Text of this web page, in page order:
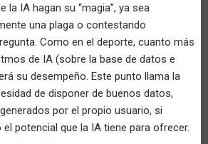
IA hagan su “magia”, ya sea
una plaga o contestando
Como en el deporte, cuanto más
de IA (sobre la base de datos e
su desempeño. Este punto llama la
de disponer de buenos datos,
por el propio usuario, si
potencial que la IA tiene para ofrecer.